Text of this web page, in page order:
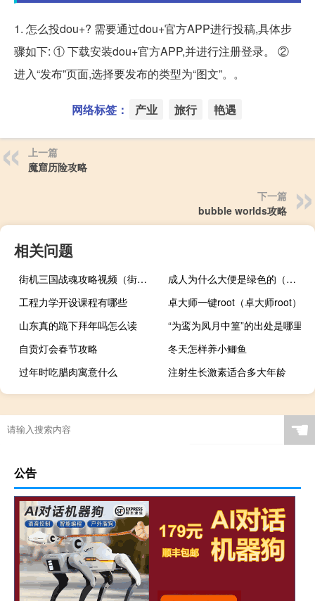
1. 怎么投dou+? 需要通过dou+官方APP进行投稿,具体步
骤如下: ① 下载安装dou+官方APP,并进行注册登录。 ②
进入“发布”页面,选择要发布的类型为“图文”。。
网络标签： 产业 旅行 艳遇
上一篇
魔窟历险攻略
下一篇
bubble worlds攻略
相关问题
街机三国战魂攻略视频（街机三国战魂攻略）
成人为什么大便是绿色的（为什么大便是绿色的）
工程力学开设课程有哪些
卓大师一键root（卓大师root）
山东真的跪下拜年吗怎么读
“为鸾为凤月中篁”的出处是哪里
自贡灯会春节攻略
冬天怎样养小鲫鱼
过年时吃腊肉寓意什么
注射生长激素适合多大年龄
☚
公告